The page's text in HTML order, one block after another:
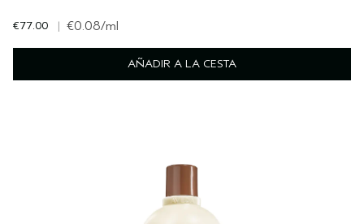
€77.00 | €0.08/ml
AÑADIR A LA CESTA